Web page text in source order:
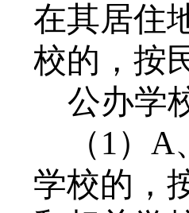
在其居住
校的，按
公办学
（1） A
学校的，